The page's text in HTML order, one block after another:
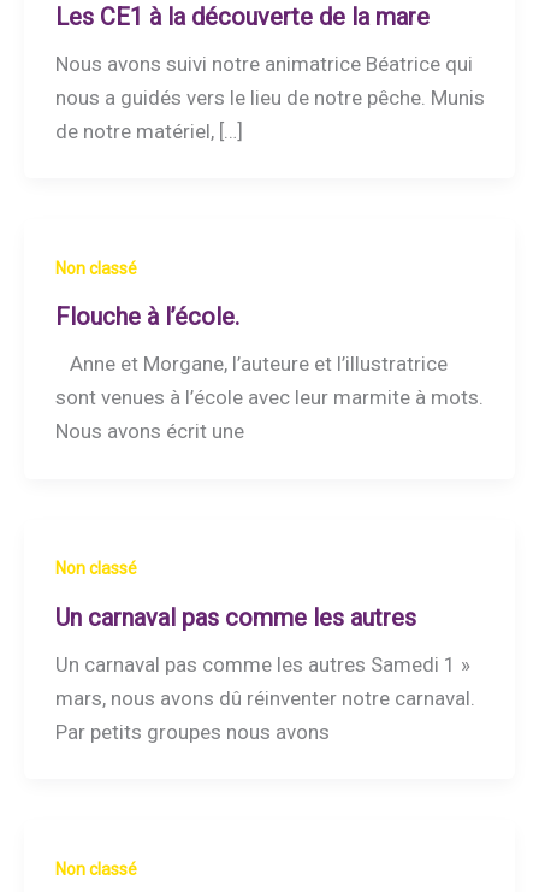
Les CE1 à la découverte de la mare
Nous avons suivi notre animatrice Béatrice qui
nous a guidés vers le lieu de notre pêche. Munis
de notre matériel, […]
Non classé
Flouche à l’école.
Anne et Morgane, l’auteure et l’illustratrice
sont venues à l’école avec leur marmite à mots.
Nous avons écrit une
Non classé
Un carnaval pas comme les autres
Un carnaval pas comme les autres Samedi 1 »
mars, nous avons dû réinventer notre carnaval.
Par petits groupes nous avons
Non classé